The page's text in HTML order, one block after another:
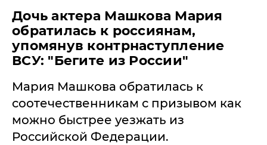
Дочь актера Машкова Мария
обратилась к россиянам,
упомянув контрнаступление
ВСУ: "Бегите из России"
Мария Машкова обратилась к
соотечественникам с призывом как
можно быстрее уезжать из
Российской Федерации.